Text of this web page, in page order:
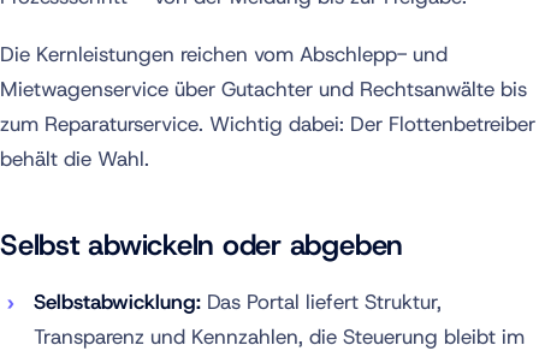
Die Kernleistungen reichen vom Abschlepp- und
Mietwagenservice über Gutachter und Rechtsanwälte bis
zum Reparaturservice. Wichtig dabei: Der Flottenbetreiber
behält die Wahl.
Selbst abwickeln oder abgeben
Selbstabwicklung: Das Portal liefert Struktur,
Transparenz und Kennzahlen, die Steuerung bleibt im